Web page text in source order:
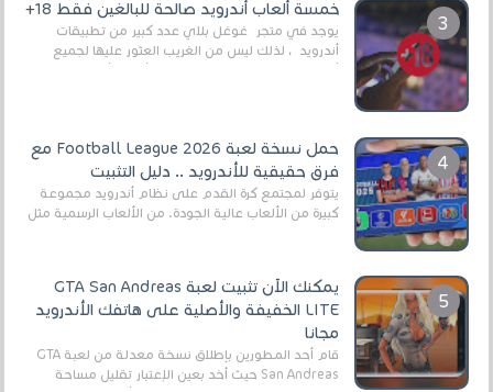
خمسة ألعاب أندرويد صالحة للبالغين فقط 18+
يوجد في متجر غوغل بلاي عدد كبير من تطبيقات
أندرويد ، لذلك ليس من الغريب العثور عليها لجميع
حمل نسخة لعبة Football League 2026 مع
فرق حقيقية للأندرويد .. دليل التثبيت
يتوفر لمجتمع كرة القدم على نظام أندرويد مجموعة
كبيرة من الألعاب عالية الجودة. من الألعاب الرسمية مثل
يمكنك الآن تثبيت لعبة GTA San Andreas
LITE الخفيفة والأصلية على هاتفك الأندرويد
مجانا
قام أحد المطورين بإطلاق نسخة معدلة من لعبة GTA
San Andreas حيث أخد بعين الإعتبار تقليل مساحة